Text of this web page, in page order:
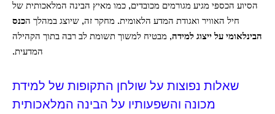
הסיוע הכספי מגיע מגורמים מכובדים, כמו מאיץ הבינה המלאכותית של
חיל האוויר ואגודת המדע הלאומית. מחקר זה, שיוצג במהלך הכנס
הבינלאומי על ייצוג למידה, מבטיח למשוך תשומת לב רבה בתוך הקהילה
המדעית.
שאלות נפוצות על שולחן התקופות של למידת
מכונה והשפעותיו על הבינה המלאכותית